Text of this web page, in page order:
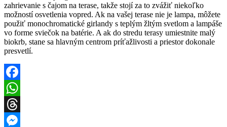
zahrievanie s čajom na terase, takže stojí za to zvážiť niekoľko
možností osvetlenia vopred. Ak na vašej terase nie je lampa, môžete
použiť monochromatické girlandy s teplým žltým svetlom a lampáše
vo forme sviečok na batérie. A ak do stredu terasy umiestnite malý
biokrb, stane sa hlavným centrom príťažlivosti a priestor dokonale
presvetlí.
Facebook
WhatsApp
Threads